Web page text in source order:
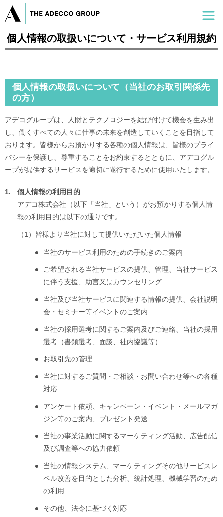
個人情報の取扱いについて・サービス利用規約
個人情報の取扱いについて（当社のお取引関係先
の方）
アデコグループは、人財とテクノロジーを結び付けて機会を生み出
し、働くすべての人々に仕事の未来を創造していくことを目指して
おります。皆様からお預かりする各種の個人情報は、皆様のプライ
バシーを保護し、尊重することをお約束するとともに、アデコグル
ープが提供するサービスを適切に遂行するために使用いたします。
1.
個人情報の利用目的
アデコ株式会社（以下「当社」という）がお預かりする個人情
報の利用目的は以下の通りです。
（1） 皆様より当社に対して提供いただいた個人情報
当社のサービス利用のための手続きのご案内
ご希望される当社サービスの提供、管理、当社サービス
に伴う支援、助言又はカウンセリング
当社及び当社サービスに関連する情報の提供、会社説明
会・セミナー等イベントのご案内
当社の採用選考に関するご案内及びご連絡、当社の採用
選考（書類選考、面談、社内協議等）
お取引先の管理
当社に対するご質問・ご相談・お問い合わせ等への各種
対応
アンケート依頼、キャンペーン・イベント・メールマガ
ジン等のご案内、プレゼント発送
当社の事業活動に関するマーケティング活動、広告配信
及び調査等への協力依頼
当社の情報システム、マーケティングその他サービスレ
ベル改善を目的とした分析、統計処理、機械学習のため
の利用
その他、法令に基づく対応